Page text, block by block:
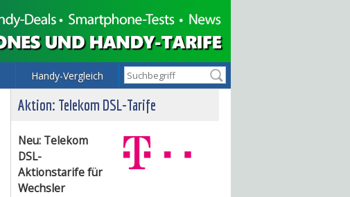
Handy-Vergleich
Aktion: Telekom DSL-Tarife
Neu: Telekom
DSL-
Aktionstarife für
Wechsler